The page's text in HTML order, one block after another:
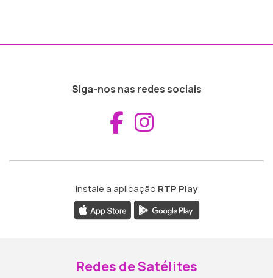
Siga-nos nas redes sociais
Aceder ao
Instale a aplicação RTP Play
Redes de Satélites